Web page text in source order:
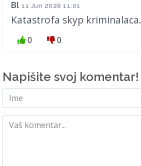
Bl11 Jun 2026 11:01
Katastrofa skyp kriminalaca.
0 0
Napišite svoj komentar!